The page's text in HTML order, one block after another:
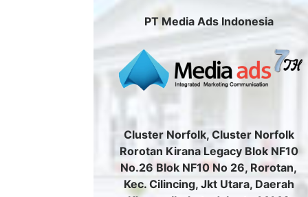
PT Media Ads Indonesia
Cluster Norfolk, Cluster Norfolk
Rorotan Kirana Legacy Blok NF10
No.26 Blok NF10 No 26, Rorotan,
Kec. Cilincing, Jkt Utara, Daerah